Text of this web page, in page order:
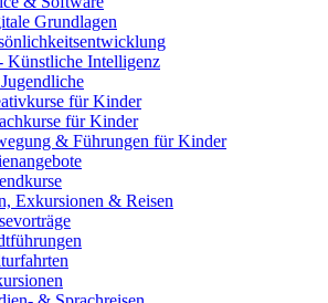
Grundlagen
Künstliche Intelligenz
für Kinder
für Kinder
& Führungen für Kinder
Exkursionen & Reisen